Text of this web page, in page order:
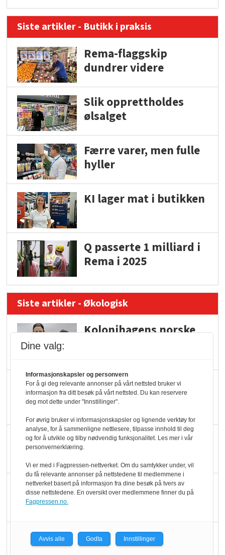
Siste artikler - Butikk i praksis
Rema-flaggskip
dundrer videre
Slik opprettholdes
ølsalget
Færre varer, men fulle
hyller
KI lager mat i butikken
Q passerte 1 milliard i
Rema i 2025
Siste artikler - Økologisk
Kolonihagens norske
Marit Kolby vant
Økologisk Norge sin
hederspris
Blir enklere å velge
økologisk i butikkhylla
Kolonihagen sliter
Rapport: Økokundene
er klare! Er markedet
Dine valg:
Informasjonskapsler og personvern
For å gi deg relevante annonser på vårt nettsted bruker vi
informasjon fra ditt besøk på vårt nettsted. Du kan reservere
deg mot dette under "Innstillinger".
For øvrig bruker vi informasjonskapsler og lignende verktøy for
analyse, for å sammenligne nettlesere, tilpasse innhold til deg
og for å utvikle og tilby nødvendig funksjonalitet. Les mer i vår
personvernerklæring.
Vi er med i Fagpressen-nettverket. Om du samtykker under, vil
du få relevante annonser på nettstedene til medlemmene i
nettverket basert på informasjon fra dine besøk på tvers av
disse nettstedene. En oversikt over medlemmene finner du på
Fagpressen.no.
Avvis alle Godta Innstillinger